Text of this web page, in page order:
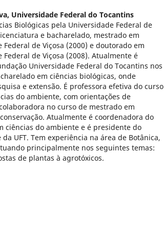
Universidade Federal do Tocantins
Biológicas pela Universidade Federal de
e bacharelado, mestrado em
de Viçosa (2000) e doutorado em
de Viçosa (2008). Atualmente é
Universidade Federal do Tocantins nos
em ciências biológicas, onde
e extensão. É professora efetiva do curso
do ambiente, com orientações de
no curso de mestrado em
Atualmente é coordenadora do
ciências do ambiente e é presidente do
UFT. Tem experiência na área de Botânica,
principalmente nos seguintes temas:
de plantas à agrotóxicos.